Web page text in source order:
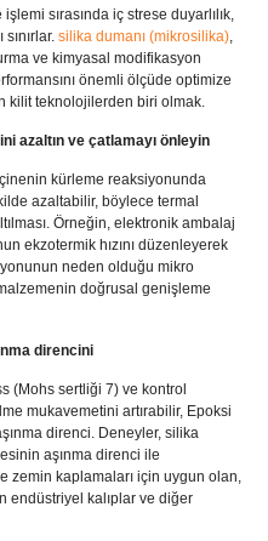
sırasında iç strese duyarlılık,
silika dumanı (mikrosilika)
ve kimyasal modifikasyon
önemli ölçüde optimize
kilit teknolojilerden biri olmak.
azaltın ve çatlamayı önleyin
kürleme reaksiyonunda
azaltabilir, böylece termal
Örneğin, elektronik ambalaj
ekzotermik hızını düzenleyerek
neden olduğu mikro
doğrusal genişleme
direncini
(Mohs sertliği 7) ve kontrol
mukavemetini artırabilir, Epoksi
direnci. Deneyler, silika
aşınma direnci ile
zemin kaplamaları için uygun olan,
endüstriyel kalıplar ve diğer